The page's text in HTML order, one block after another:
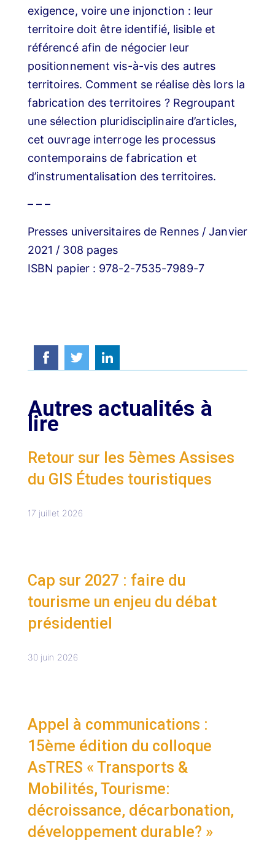
exigence, voire une injonction : leur
territoire doit être identifié, lisible et
référencé afin de négocier leur
positionnement vis-à-vis des autres
territoires. Comment se réalise dès lors la
fabrication des territoires ? Regroupant
une sélection pluridisciplinaire d’articles,
cet ouvrage interroge les processus
contemporains de fabrication et
d’instrumentalisation des territoires.
– – –
Presses universitaires de Rennes / Janvier
2021 / 308 pages
ISBN papier : 978-2-7535-7989-7
PartagerPartagerPartager
Autres actualités à
lire
Retour sur les 5èmes Assises
du GIS Études touristiques
17 juillet 2026
Cap sur 2027 : faire du
tourisme un enjeu du débat
présidentiel
30 juin 2026
Appel à communications :
15ème édition du colloque
AsTRES « Transports &
Mobilités, Tourisme:
décroissance, décarbonation,
développement durable? »